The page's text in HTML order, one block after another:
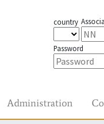
country
Password
Administration